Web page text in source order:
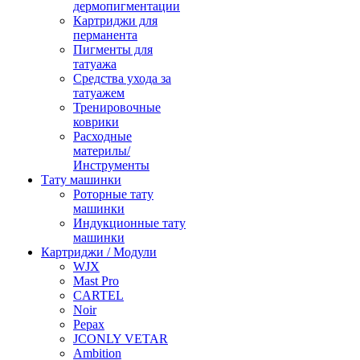
дермопигментации
Картриджи для
перманента
Пигменты для
татуажа
Средства ухода за
татуажем
Тренировочные
коврики
Расходные
материлы/
Инструменты
Тату машинки
Роторные тату
машинки
Индукционные тату
машинки
Картриджи / Модули
WJX
Mast Pro
CARTEL
Noir
Pepax
JCONLY VETAR
Ambition